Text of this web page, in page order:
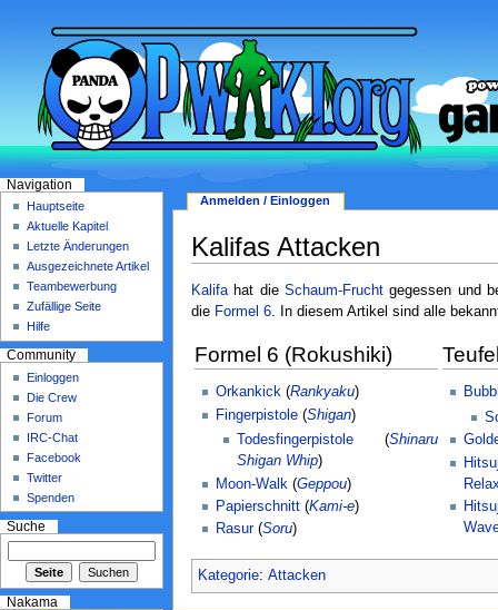
Kalifas Attacken
Kalifahat die Schaum-Frucht gegessen und
die Formel 6. In diesem Artikel sind alle
Formel 6 (Rokushiki)
Orkankick(Rankyaku)
Fingerpistole(Shigan)
Todesfingerpistole(Shinaru
Shigan Whip)
Moon-Walk (Geppou)
Papierschnitt(Kami-e)
Rasur(Soru)
Kategorie: Attacken
Anmelden / Einloggen
Navigation
Hauptseite
Aktuelle Kapitel
Letzte Änderungen
Ausgezeichnete Artikel
Teambewerbung
Zufällige Seite
Hilfe
Community
Einloggen
Die Crew
Forum
IRC-Chat
Facebook
Twitter
Spenden
Suche
Nakama